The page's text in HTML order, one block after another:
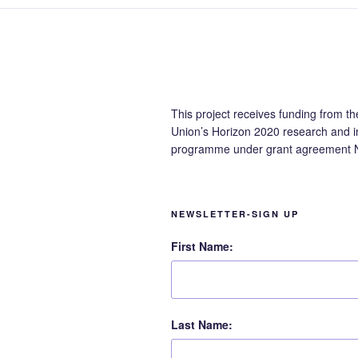
This project receives funding from
Union’s Horizon 2020 research and
programme under grant agreement
NEWSLETTER-SIGN UP
First Name:
Last Name: